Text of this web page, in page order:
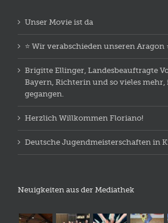
Unser Movie ist da
⭐️ Wir verabschieden unseren Aragon
Brigitte Ellinger, Landesbeauftragte
Bayern, Richterin und so vieles mehr,
gegangen.
Herzlich Willkommen Floriano!
Deutsche Jugendmeisterschaften in
Neuigkeiten aus der Mediathek